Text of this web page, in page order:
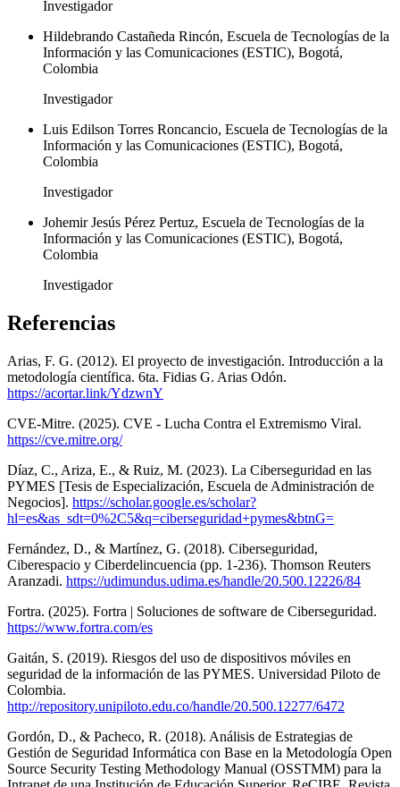
Investigador
Hildebrando Castañeda Rincón, Escuela de Tecnologías de la
Información y las Comunicaciones (ESTIC), Bogotá,
Colombia
Investigador
Luis Edilson Torres Roncancio, Escuela de Tecnologías de la
Información y las Comunicaciones (ESTIC), Bogotá,
Colombia
Investigador
Johemir Jesús Pérez Pertuz, Escuela de Tecnologías de la
Información y las Comunicaciones (ESTIC), Bogotá,
Colombia
Investigador
Referencias
Arias, F. G. (2012). El proyecto de investigación. Introducción a la
metodología científica. 6ta. Fidias G. Arias Odón.
https://acortar.link/YdzwnY
CVE-Mitre. (2025). CVE - Lucha Contra el Extremismo Viral.
https://cve.mitre.org/
Díaz, C., Ariza, E., & Ruiz, M. (2023). La Ciberseguridad en las
PYMES [Tesis de Especialización, Escuela de Administración de
Negocios]. https://scholar.google.es/scholar?
hl=es&as_sdt=0%2C5&q=ciberseguridad+pymes&btnG=
Fernández, D., & Martínez, G. (2018). Ciberseguridad,
Ciberespacio y Ciberdelincuencia (pp. 1-236). Thomson Reuters
Aranzadi. https://udimundus.udima.es/handle/20.500.12226/84
Fortra. (2025). Fortra | Soluciones de software de Ciberseguridad.
https://www.fortra.com/es
Gaitán, S. (2019). Riesgos del uso de dispositivos móviles en
seguridad de la información de las PYMES. Universidad Piloto de
Colombia.
http://repository.unipiloto.edu.co/handle/20.500.12277/6472
Gordón, D., & Pacheco, R. (2018). Análisis de Estrategias de
Gestión de Seguridad Informática con Base en la Metodología Open
Source Security Testing Methodology Manual (OSSTMM) para la